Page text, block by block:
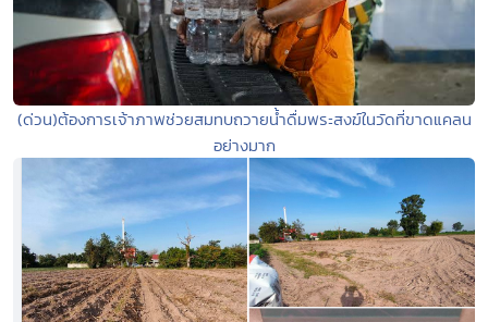
(ด่วน)ต้องการเจ้าภาพช่วยสมทบถวายน้ำดื่มพระสงฆ์ในวัดที่ขาดแคลน
อย่างมาก